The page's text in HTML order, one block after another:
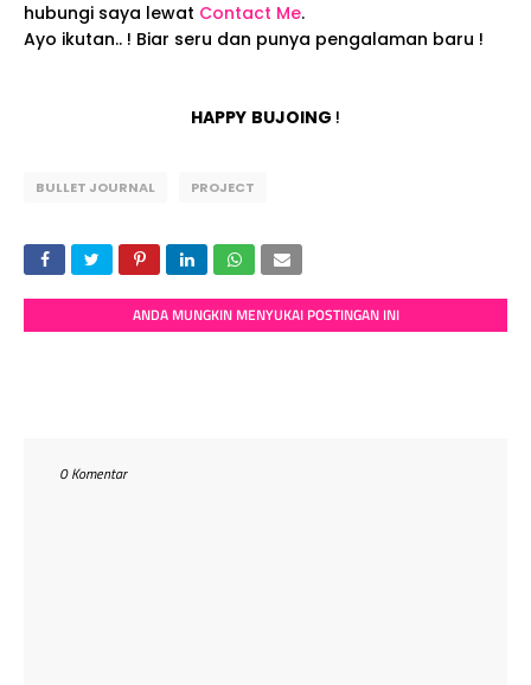
hubungi saya lewat Contact Me.
Ayo ikutan.. ! Biar seru dan punya pengalaman baru !
HAPPY BUJOING !
BULLET JOURNAL PROJECT
ANDA MUNGKIN MENYUKAI POSTINGAN INI
0 Komentar